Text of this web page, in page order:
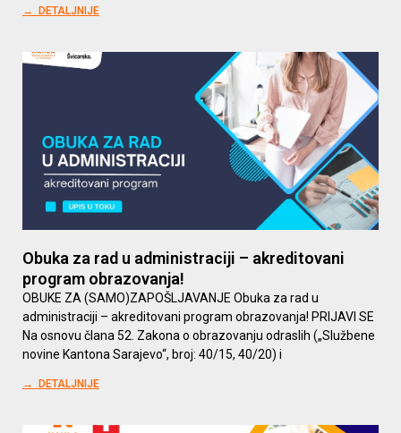
→ DETALJNIJE
Obuka za rad u administraciji – akreditovani
program obrazovanja!
OBUKE ZA (SAMO)ZAPOŠLJAVANJE Obuka za rad u
administraciji – akreditovani program obrazovanja! PRIJAVI SE
Na osnovu člana 52. Zakona o obrazovanju odraslih („Službene
novine Kantona Sarajevo“, broj: 40/15, 40/20) i
→ DETALJNIJE